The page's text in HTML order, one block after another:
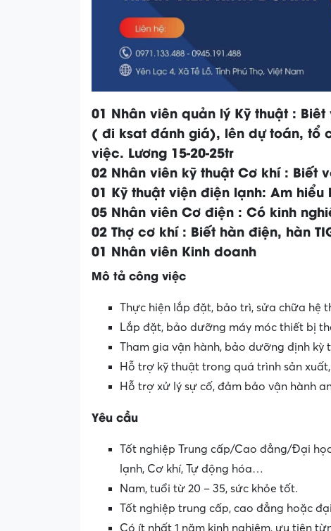
01 Nhân viên quản lý Kỹ thuật :
( đi ksat đánh giá), lên dự toán, tổ
việc. Lương 15-20-25tr
02 Nhân viên kỹ thuật Cơ khí : Biết
01 Kỹ thuật viện điện lạnh: Am hiểu
05 Nhân viên Cơ điện : Có kinh
02 Thợ cơ khí : Biết hàn điện, hàn
01 Nhân viên Kinh doanh
Mô tả công việc
Thực hiện lắp đặt, bảo trì, sửa chữa hệ
Lắp đặt, bảo dưỡng máy móc thiết bị
Tham gia vận hành, bảo dưỡng định kỳ
Hỗ trợ kỹ thuật trong quá trình sản
Hỗ trợ xử lý sự cố, đảm bảo vận hành
Yêu cầu
Tốt nghiệp Trung cấp/Cao đẳng/Đại
lạnh, Cơ khí, Tự động hóa…
Nam, tuổi từ 20 – 35, sức khỏe tốt.
Tốt nghiệp trung cấp, cao đẳng hoặc
Có ít nhất 1 năm kinh nghiệm, ưu tiên